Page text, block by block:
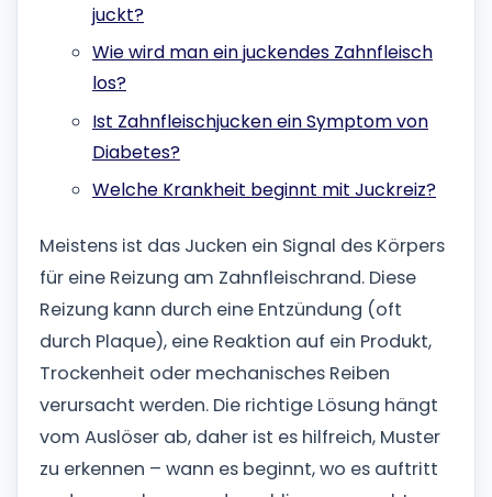
juckt?
Wie wird man ein juckendes Zahnfleisch
los?
Ist Zahnfleischjucken ein Symptom von
Diabetes?
Welche Krankheit beginnt mit Juckreiz?
Meistens ist das Jucken ein Signal des Körpers
für eine Reizung am Zahnfleischrand. Diese
Reizung kann durch eine Entzündung (oft
durch Plaque), eine Reaktion auf ein Produkt,
Trockenheit oder mechanisches Reiben
verursacht werden. Die richtige Lösung hängt
vom Auslöser ab, daher ist es hilfreich, Muster
zu erkennen – wann es beginnt, wo es auftritt